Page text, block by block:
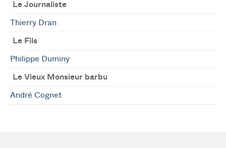
Le Journaliste
Thierry Dran
Le Fils
Philippe Duminy
Le Vieux Monsieur barbu
André Cognet